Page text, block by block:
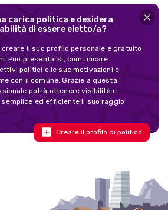
carica politica e desidera
di essere eletto/a?
il suo profilo personale e gratuito
Può presentarsi, comunicare
politici e le sue motivazioni e
con il comune. Grazie a questa
potrà ottenere visibilità e
ed efficiente il suo raggio
Creare il profilo di politico